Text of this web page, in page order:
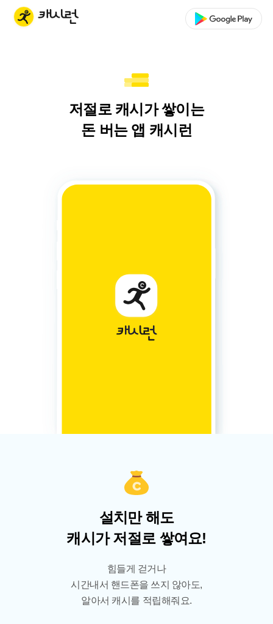
저절로 캐시가 쌓이는
돈 버는 앱 캐시런
설치만 해도
캐시가 저절로 쌓여요!
힘들게 걷거나
시간내서 핸드폰을 쓰지 않아도,
알아서 캐시를 적립해줘요.